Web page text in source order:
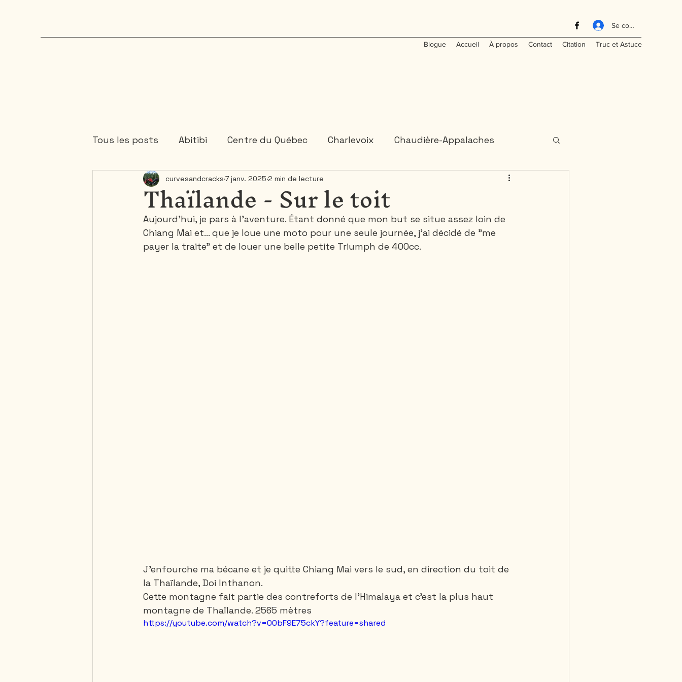
Se connecter
Blogue Accueil À propos Contact Citation Truc et Astuce
Tous les posts Abitibi Centre du Québec Charlevoix Chaudière-Appalaches
Cartagene Colombie États-Unis Gaspésie
Mauricie Mexique Ontario Plongée sous-marine Portugal
Thaïlande - Sur le toit
curvesandcracks 7 janv. 2025 2 min de lecture
Aujourd'hui, je pars à l'aventure. Étant donné que mon but se situe assez loin de
Chiang Mai et... que je loue une moto pour une seule journée, j'ai décidé de "me
payer la traite" et de louer une belle petite Triumph de 400cc.
J'enfourche ma bécane et je quitte Chiang Mai vers le sud, en direction du toit de
la Thaïlande, Doi Inthanon.
Cette montagne fait partie des contreforts de l'Himalaya et c'est la plus haut
montagne de Thaïlande. 2565 mètres
https://youtube.com/watch?v=00bF9E75ckY?feature=shared